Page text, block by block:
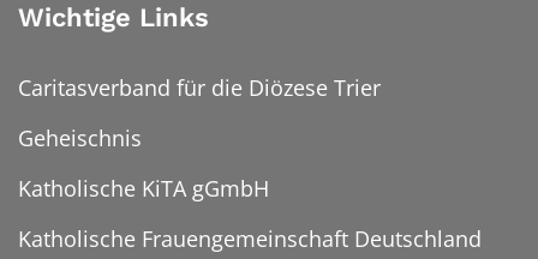
Wichtige Links
Caritasverband für die Diözese Trier
Geheischnis
Katholische KiTA gGmbH
Katholische Frauengemeinschaft Deutschland